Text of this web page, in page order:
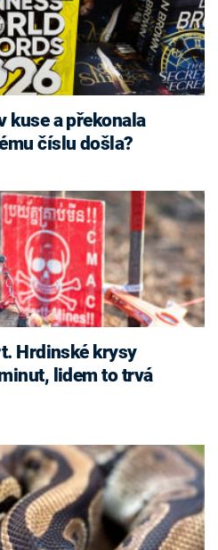
kuse a překonala
číslu došla?
lidem to trvá